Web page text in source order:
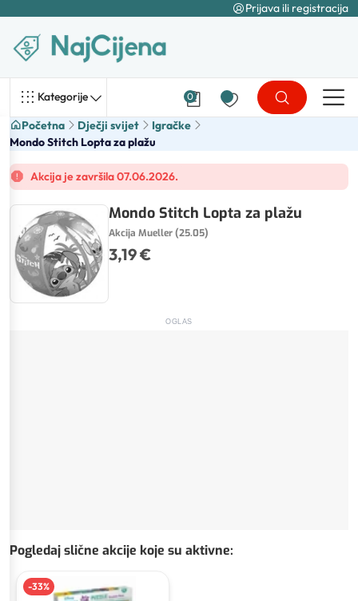
Prijava ili registracija
Kategorije 0
Početna Dječji svijet
Igračke
Mondo Stitch Lopta za plažu
Akcija je završila 07.06.2026.
Mondo Stitch Lopta za plažu
Akcija Mueller (25.05)
3,19 €
OGLAS
Pogledaj slične akcije koje su aktivne:
-33%